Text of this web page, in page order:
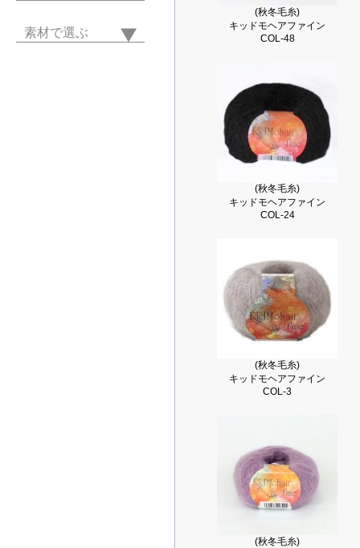
素材で選ぶ
(秋冬毛糸)
キッドモヘアファイン
COL-48
(秋冬毛糸)
キッドモヘアファイン
COL-24
(秋冬毛糸)
キッドモヘアファイン
COL-3
(秋冬毛糸)